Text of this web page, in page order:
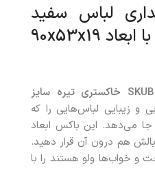
لباس سفید
ایکیا مدل SKUBB با ابعاد 90x53x19
باکس نظم‌ دهنده ایکیا SKUBB خاکستری تیره سایز
و زیبایی لباس‌هایی را که
می‌دهد. این باکس ابعاد
هم درون آن قرار دهید.
و خواب‌ها ولو هستند را با